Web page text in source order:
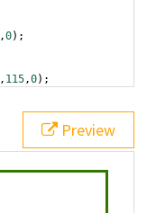
,0);
, 115,0);
bottom ,
Preview